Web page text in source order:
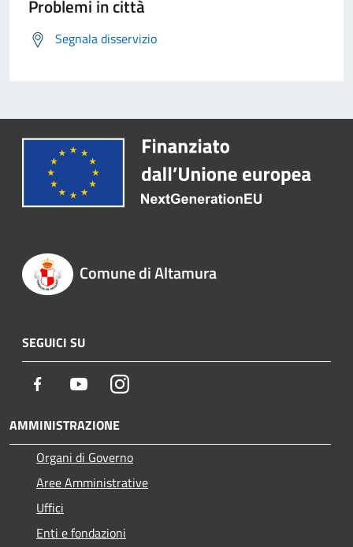
Problemi in città
Segnala disservizio
Comune di Altamura
SEGUICI SU
Facebook YoutubeInstagram
AMMINISTRAZIONE
Organi di Governo
Aree Amministrative
Uffici
Enti e fondazioni